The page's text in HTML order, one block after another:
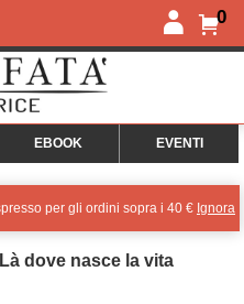
0
EBOOK EVENTI
per gli ordini sopra i 40 € Ignora
Là dove nasce la vita